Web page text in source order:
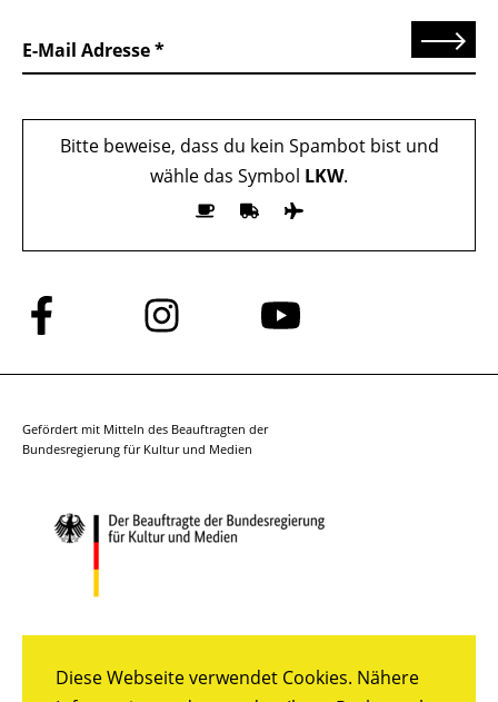
Diese Webseite verwendet Cookies. Nähere
E-Mail Adresse Senden
Bitte beweise, dass du kein Spambot bist und
wähle das Symbol LKW.
Folge
uns
auf
Folge
uns
auf
Folge
auf
Gefördert mit Mitteln des Beauftragten der
Bundesregierung für Kultur und Medien